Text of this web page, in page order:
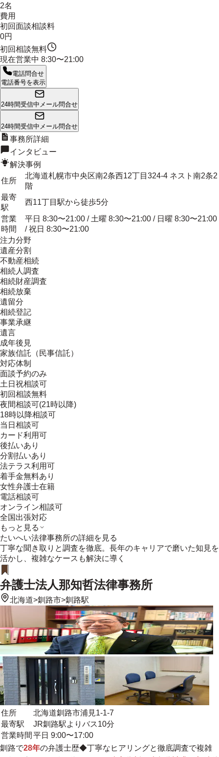
2名
費用
初回面談相談料
0円
初回相談無料
現在営業中 8:30〜21:00
電話問合せ
電話番号を表示
24時間受信中 メール問合せ
24時間受信中 メール問合せ
事務所詳細
インタビュー
解決事例
住所
北海道札幌市中央区南2条西12丁目324-4 ネスト南2条2
階
最寄
駅
西11丁目駅から徒歩5分
営業
時間
平日 8:30〜21:00 / 土曜 8:30〜21:00 / 日曜 8:30〜21:00
/ 祝日 8:30〜21:00
注力分野
遺産分割
不動産相続
相続人調査
相続財産調査
相続放棄
遺留分
相続登記
事業承継
遺言
成年後見
家族信託（民事信託）
対応体制
面談予約のみ
土日祝相談可
初回相談無料
夜間相談可(21時以降)
18時以降相談可
当日相談可
カード利用可
後払いあり
分割払いあり
法テラス利用可
着手金無料あり
女性弁護士在籍
電話相談可
オンライン相談可
全国出張対応
もっと見る
たいへい法律事務所の詳細を見る
丁寧な聞き取りと調査を徹底。長年のキャリアで磨いた知見を
活かし、複雑なケースも解決に導く
弁護士法人那知哲法律事務所
北海道>釧路市>釧路駅
住所
北海道釧路市浦見1-1-7
最寄駅
JR釧路駅よりバス10分
営業時間 平日 9:00〜17:00
釧路で28年の弁護士歴◆丁寧なヒアリングと徹底調査で複雑